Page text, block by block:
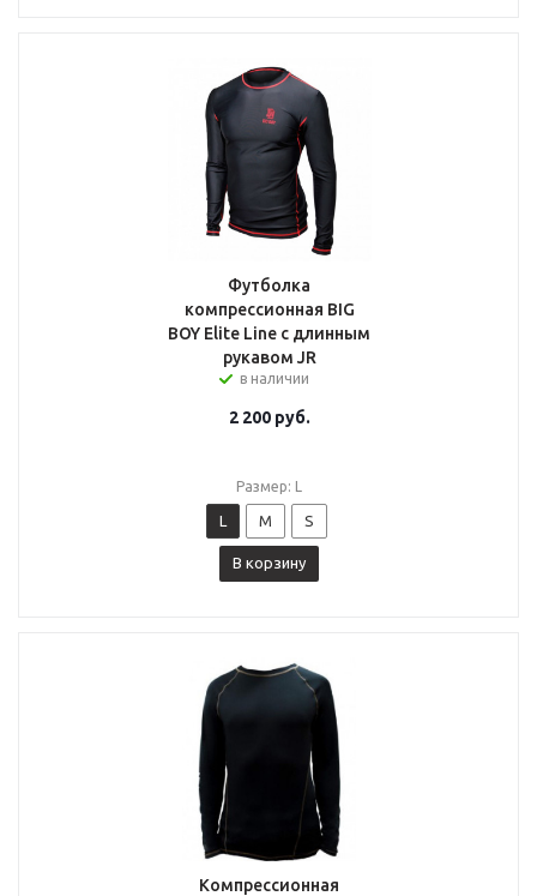
Футболка
компрессионная BIG
BOY Elite Line с длинным
рукавом JR
в наличии
2 200руб.
Размер: L
L M S
В корзину
Компрессионная